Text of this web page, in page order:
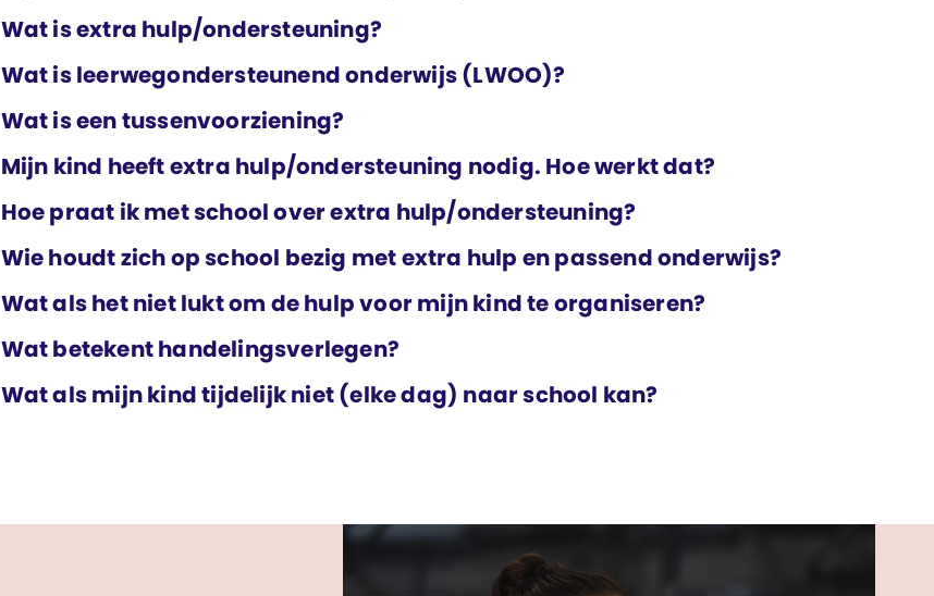
Wat is extra hulp/ondersteuning?
Wat is leerweg­ondersteunend onderwijs (LWOO)?
Wat is een tussen­voorziening?
Mijn kind heeft extra hulp/ondersteuning nodig. Hoe werkt dat?
Hoe praat ik met school over extra hulp/ondersteuning?
Wie houdt zich op school bezig met extra hulp en passend onderwijs?
Wat als het niet lukt om de hulp voor mijn kind te organiseren?
Wat betekent handelings­verlegen?
Wat als mijn kind tijdelijk niet (elke dag) naar school kan?